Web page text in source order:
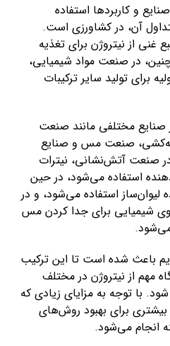
و کاربردها استفاده
آن، در کشاورزی است.
غنی از نیتروژن برای تغذیه
در صنعت مواد شیمیایی،
برای تولید سایر ترکیبات
صنایع مختلفی مانند صنعت
صنعت مس و صنایع
صنعت آتش‌نشانی، نیترات
استفاده می‌شود، در حین
استفاده می‌شود، و در
شیمیایی برای جدا کردن مس
می‌شود.
باعث شده است تا این ترکیب
مهم از نیتروژن در مختلف
شود. با توجه به مزایای زیادی که
برای بهبود روش‌های
انجام می‌شود.